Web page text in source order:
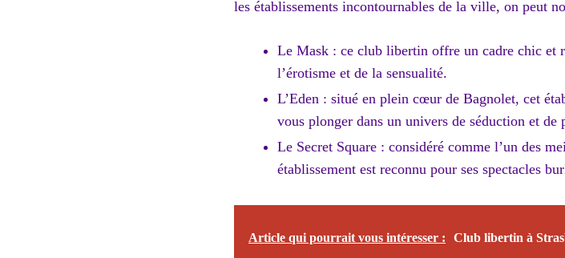
les établissements incontournables de la ville, on peut
Le Mask : ce club libertin offre un cadre chic et
l’érotisme et de la sensualité.
L’Eden : situé en plein cœur de Bagnolet, cet
vous plonger dans un univers de séduction et de
Le Secret Square : considéré comme l’un des
établissement est reconnu pour ses spectacles
Article qui pourrait vous intéresser : Club libertin à